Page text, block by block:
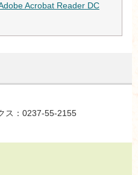
Acrobat Reader DC
ス：0237-55-2155